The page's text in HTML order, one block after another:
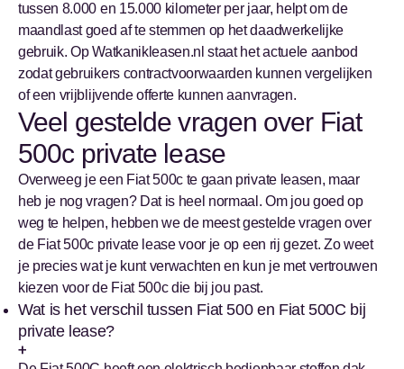
tussen 8.000 en 15.000 kilometer per jaar, helpt om de
maandlast goed af te stemmen op het daadwerkelijke
gebruik. Op Watkanikleasen.nl staat het actuele aanbod
zodat gebruikers contractvoorwaarden kunnen vergelijken
of een vrijblijvende offerte kunnen aanvragen.
Veel gestelde vragen over Fiat
500c private lease
Overweeg je een Fiat 500c te gaan private leasen, maar
heb je nog vragen? Dat is heel normaal. Om jou goed op
weg te helpen, hebben we de meest gestelde vragen over
de Fiat 500c private lease voor je op een rij gezet. Zo weet
je precies wat je kunt verwachten en kun je met vertrouwen
kiezen voor de Fiat 500c die bij jou past.
Wat is het verschil tussen Fiat 500 en Fiat 500C bij
private lease?